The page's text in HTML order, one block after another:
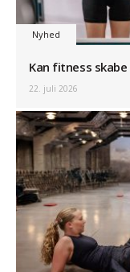
Nyhed
Kan fitness
22. juli 2026